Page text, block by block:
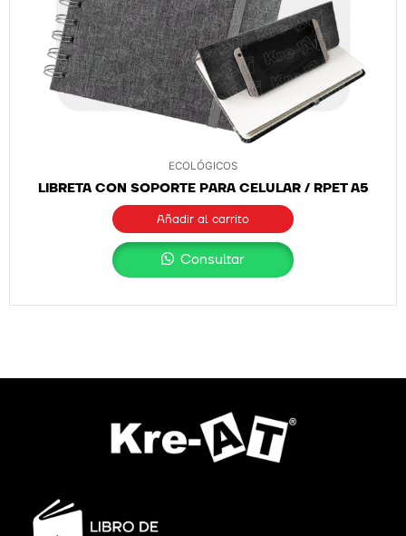
ECOLÓGICOS
LIBRETA CON SOPORTE PARA CELULAR / RPET A5
Añadir al carrito
Consultar